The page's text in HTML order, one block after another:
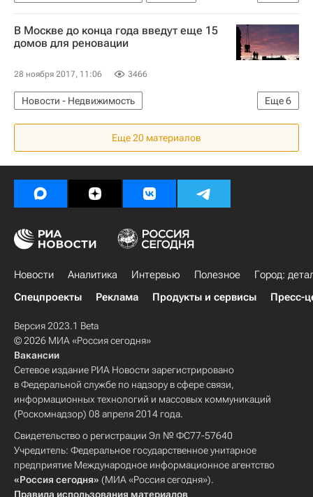
Сергей Собянин
Коммерческая недвижимость
Технопарки
В Москве до конца года введут еще 15
домов для реновации
28 ноября 2017, 11:06 3466
Еще6
Новости - Недвижимость
Расселение пятиэтажек в Москве
Москва
Строительство
Реновация
Россия
Еще 20 материалов
Новости Аналитика Интервью Полезное
Город:
Спецпроекты
Реклама Продукты и сервисы Пресс-
Версия 2023.1 Beta
© 2026 МИА «Россия сегодня»
Вакансии
Сетевое издание РИА Новости зарегистрировано
в Федеральной службе по надзору в сфере связи,
информационных технологий и массовых коммуникаций
(Роскомнадзор) 08 апреля 2014 года.
Свидетельство о регистрации Эл № ФС77-57640
Учредитель: Федеральное государственное унитарное
предприятие Международное информационное агентство
«Россия сегодня» (МИА «Россия сегодня»).
Правила использования материалов